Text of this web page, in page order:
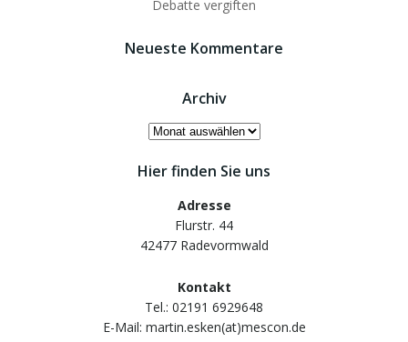
Debatte vergiften
Neueste Kommentare
Archiv
Archiv
Hier finden Sie uns
Adresse
Flurstr. 44
42477 Radevormwald
Kontakt
Tel.: 02191 6929648
E-Mail: martin.esken(at)mescon.de